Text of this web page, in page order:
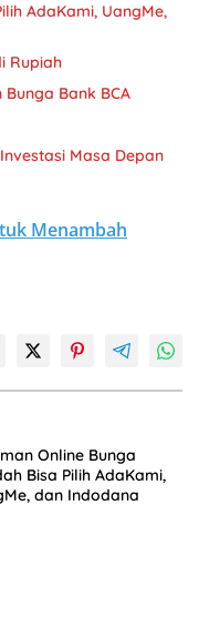
AdaKami, UangMe,
Rupiah
Bank BCA
Masa Depan
Menambah
Online Bunga
Bisa Pilih AdaKami,
dan Indodana